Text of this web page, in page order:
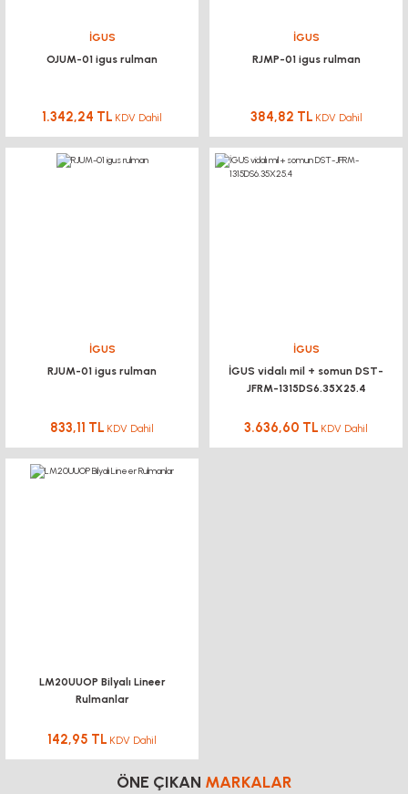
İGUS
OJUM-01 igus rulman
1.342,24 TL KDV Dahil
İGUS
RJMP-01 igus rulman
384,82 TL KDV Dahil
İGUS
RJUM-01 igus rulman
833,11 TL KDV Dahil
İGUS
İGUS vidalı mil + somun DST-
JFRM-1315DS6.35X25.4
3.636,60 TL KDV Dahil
LM20UUOP Bilyalı Lineer
Rulmanlar
142,95 TL KDV Dahil
ÖNE ÇIKAN MARKALAR